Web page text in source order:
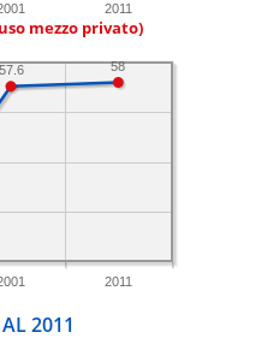
2011
mezzo privato)
2011
58
57.6
2011